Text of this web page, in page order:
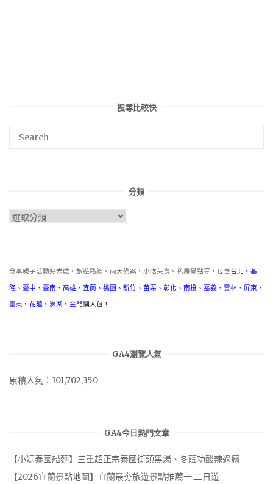
搜尋比較快
分類
分
分享親子活動好去處、旅遊路線、雨天備案、小吃美食、私房景點等，包含台北 、 基
隆 、 臺中 、 臺南 、 高雄 、 宜蘭 、 桃園 、 新竹 、 苗栗 、 彰化 、 南投 、 嘉義 、 雲林 、 屏東 、
臺東 、 花蓮 、 澎湖 、 金門懶人包！
GA4瀏覽人氣
累積人氣：101,702,350
GA4今日熱門文章
【小媽泰國船麵】三重超正宗泰國街頭黑湯、冬蔭功酸辣過癮
【2026宜蘭景點地圖】宜蘭最夯旅遊景點推薦一.二日遊